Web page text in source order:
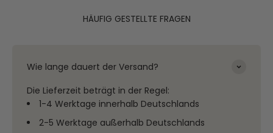
HÄUFIG GESTELLTE FRAGEN
Wie lange dauert der Versand?
Die Lieferzeit beträgt in der Regel:
1-4 Werktage innerhalb Deutschlands
2-5 Werktage außerhalb Deutschlands